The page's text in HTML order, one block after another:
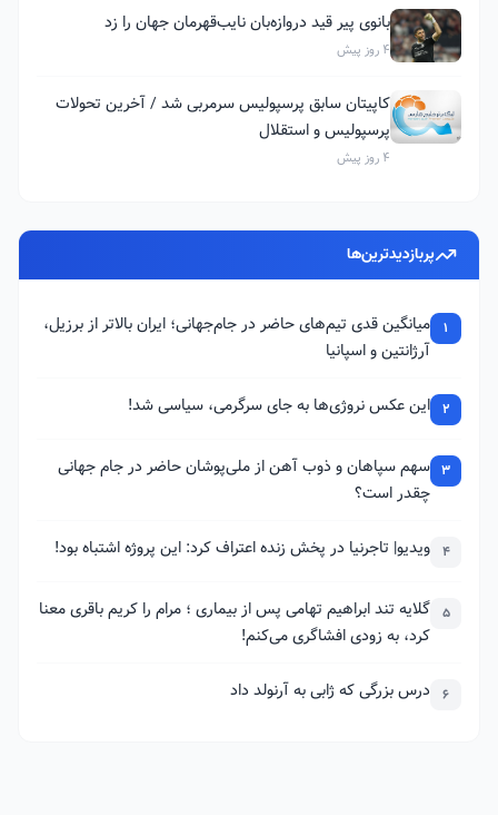
بانوی پیر قید دروازه‌بان نایب‌قهرمان جهان را زد
4 روز پیش
کاپیتان سابق پرسپولیس سرمربی شد / آخرین تحولات
پرسپولیس و استقلال
4 روز پیش
پربازدیدترین‌ها
1
میانگین قدی تیم‌های حاضر در جام‌جهانی؛ ایران بالاتر از برزیل،
آرژانتین و اسپانیا
2 این عکس نروژی‌ها به جای سرگرمی، سیاسی شد!
3 سهم سپاهان و ذوب آهن از ملی‌پوشان حاضر در جام جهانی
چقدر است؟
4 ویدیو| تاجرنیا در پخش زنده اعتراف کرد: این پروژه اشتباه بود!
5 گلایه تند ابراهیم تهامی پس از بیماری ؛ مرام را کریم باقری معنا
کرد، به زودی افشاگری می‌کنم!
6 درس بزرگی که ژابی به آرنولد داد